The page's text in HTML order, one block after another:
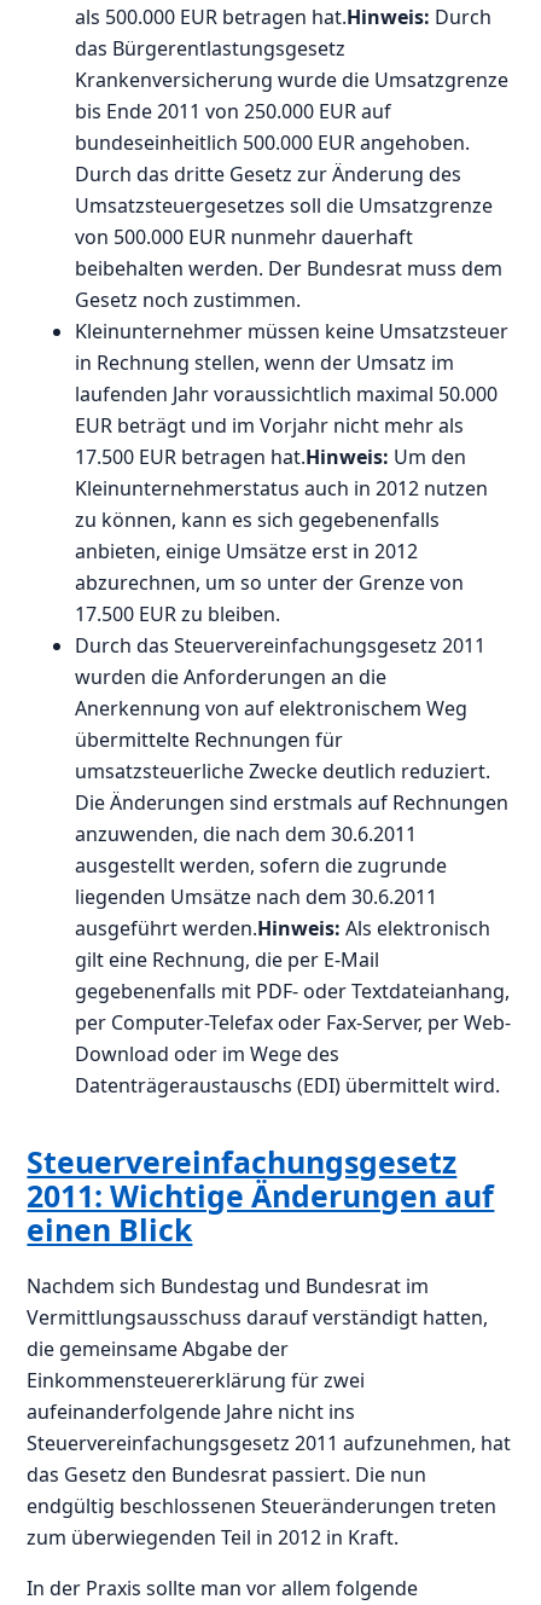
als 500.000 EUR betragen hat.Hinweis: Durch
das Bürgerentlastungsgesetz
Krankenversicherung wurde die Umsatzgrenze
bis Ende 2011 von 250.000 EUR auf
bundeseinheitlich 500.000 EUR angehoben.
Durch das dritte Gesetz zur Änderung des
Umsatzsteuergesetzes soll die Umsatzgrenze
von 500.000 EUR nunmehr dauerhaft
beibehalten werden. Der Bundesrat muss dem
Gesetz noch zustimmen.
Kleinunternehmer müssen keine Umsatzsteuer
in Rechnung stellen, wenn der Umsatz im
laufenden Jahr voraussichtlich maximal 50.000
EUR beträgt und im Vorjahr nicht mehr als
17.500 EUR betragen hat.Hinweis: Um den
Kleinunternehmerstatus auch in 2012 nutzen
zu können, kann es sich gegebenenfalls
anbieten, einige Umsätze erst in 2012
abzurechnen, um so unter der Grenze von
17.500 EUR zu bleiben.
Durch das Steuervereinfachungsgesetz 2011
wurden die Anforderungen an die
Anerkennung von auf elektronischem Weg
übermittelte Rechnungen für
umsatzsteuerliche Zwecke deutlich reduziert.
Die Änderungen sind erstmals auf Rechnungen
anzuwenden, die nach dem 30.6.2011
ausgestellt werden, sofern die zugrunde
liegenden Umsätze nach dem 30.6.2011
ausgeführt werden.Hinweis: Als elektronisch
gilt eine Rechnung, die per E-Mail
gegebenenfalls mit PDF- oder Textdateianhang,
per Computer-Telefax oder Fax-Server, per Web-
Download oder im Wege des
Datenträgeraustauschs (EDI) übermittelt wird.
Steuervereinfachungsgesetz
2011: Wichtige Änderungen auf
einen Blick
Nachdem sich Bundestag und Bundesrat im
Vermittlungsausschuss darauf verständigt hatten,
die gemeinsame Abgabe der
Einkommensteuererklärung für zwei
aufeinanderfolgende Jahre nicht ins
Steuervereinfachungsgesetz 2011 aufzunehmen, hat
das Gesetz den Bundesrat passiert. Die nun
endgültig beschlossenen Steueränderungen treten
zum überwiegenden Teil in 2012 in Kraft.
In der Praxis sollte man vor allem folgende